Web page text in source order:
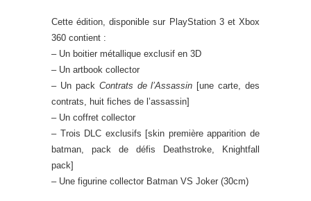
Cette édition, disponible sur PlayStation 3 et Xbox
360 contient :
– Un boitier métallique exclusif en 3D
– Un artbook collector
– Un pack Contrats de l’Assassin [une carte, des
contrats, huit fiches de l’assassin]
– Un coffret collector
– Trois DLC exclusifs [skin première apparition de
batman, pack de défis Deathstroke, Knightfall
pack]
– Une figurine collector Batman VS Joker (30cm)